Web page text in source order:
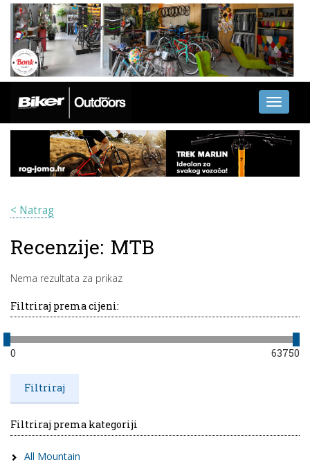
Toggle
< Natrag
Recenzije: MTB
Nema rezultata za prikaz
Filtriraj prema cijeni:
0 63750
Filtriraj prema kategoriji
All Mountain